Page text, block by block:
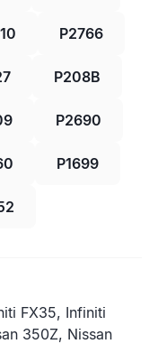
P2766
P208B
P2690
P1699
FX35, Infiniti
350Z, Nissan